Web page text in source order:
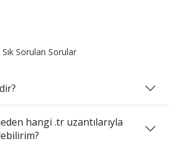
Sık Sorulan Sorular
hangi .tr uzantılarıyla